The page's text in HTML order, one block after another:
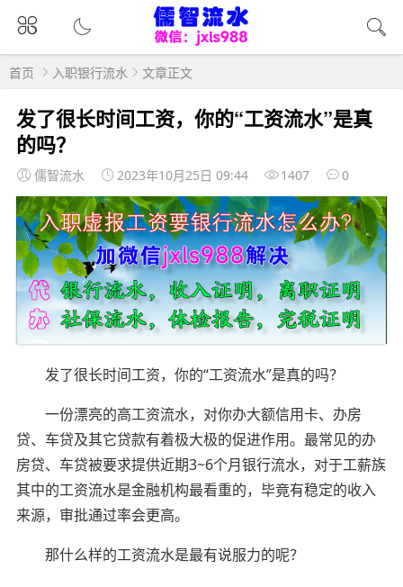
首页 入职银行流水 文章正文
发了很长时间工资，你的“工资流水”是真
的吗？
儒智流水 2023年10月25日 09:44 1407 0
发了很长时间工资，你的“工资流水”是真的吗？
一份漂亮的高工资流水，对你办大额信用卡、办房
贷、车贷及其它贷款有着极大极的促进作用。最常见的办
房贷、车贷被要求提供近期3~6个月银行流水，对于工薪族
其中的工资流水是金融机构最看重的，毕竟有稳定的收入
来源，审批通过率会更高。
那什么样的工资流水是最有说服力的呢？